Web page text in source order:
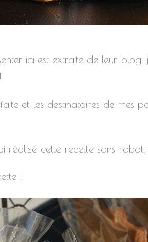
ici est extraite de leur
et les destinataires de mes
réalisé cette recette sans
!